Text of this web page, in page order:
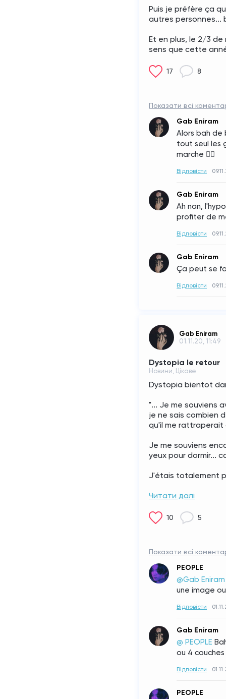
Puis je préfère ça
autres personnes...
Et en plus, le 2/3
sens que cette
17 8
Показати всі
Gab Eniram
Alors bah de
tout seul les
marche 👍🏻
Відповісти
Gab Eniram
Ah nan,
profiter de
Відповісти
Gab Eniram
Ça peut se
Відповісти
Gab Eniram
01.11.20, 11:49
Dystopia le retour
Новини, Цікаве
Dystopia bientot
"... Je me souviens
je ne sais combien
qu'il me rattraperait
Je me souviens
yeux pour dormir...
J'étais totalement
Читати далі
10 5
Показати всі
PEOPLE
@Gab Eniram
une image
Відповісти
Gab Eniram
@ PEOPLE
ou 4
Відповісти
PEOPLE